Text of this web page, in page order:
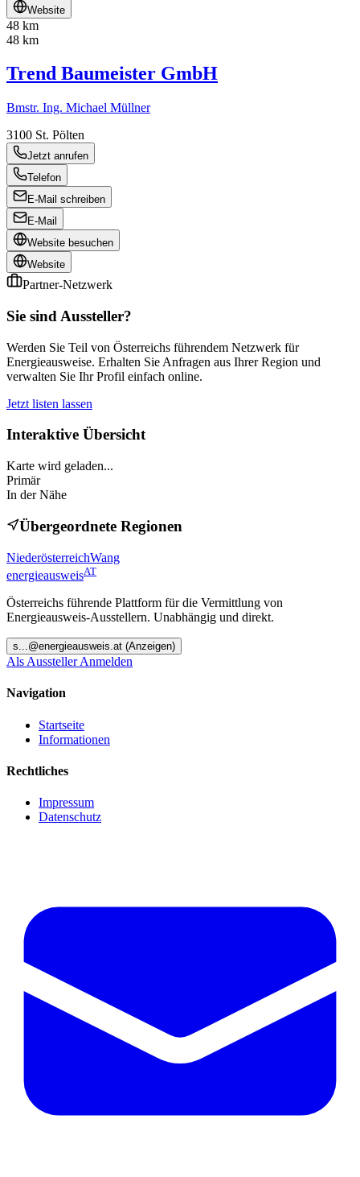
Website
48 km
48 km
Trend Baumeister GmbH
Bmstr. Ing. Michael Müllner
3100 St. Pölten
Jetzt anrufen
Telefon
E-Mail schreiben
E-Mail
Website besuchen
Website
Partner-Netzwerk
Sie sind Aussteller?
Werden Sie Teil von Österreichs führendem Netzwerk für
Energieausweise. Erhalten Sie Anfragen aus Ihrer Region und
verwalten Sie Ihr Profil einfach online.
Jetzt listen lassen
Interaktive Übersicht
Karte wird geladen...
Primär
In der Nähe
Übergeordnete Regionen
NiederösterreichWang
energieausweisAT
Österreichs führende Plattform für die Vermittlung von
Energieausweis-Ausstellern. Unabhängig und direkt.
s ...@energieausweis.at (Anzeigen)
Als Aussteller Anmelden
Navigation
Startseite
Informationen
Rechtliches
Impressum
Datenschutz